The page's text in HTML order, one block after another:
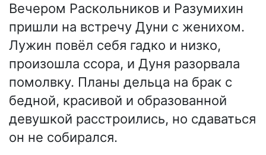
Вечером Раскольников и Разумихин
пришли на встречу Дуни с женихом.
Лужин повёл себя гадко и низко,
произошла ссора, и Дуня разорвала
помолвку. Планы дельца на брак с
бедной, красивой и образованной
девушкой расстроились, но сдаваться
он не собирался.